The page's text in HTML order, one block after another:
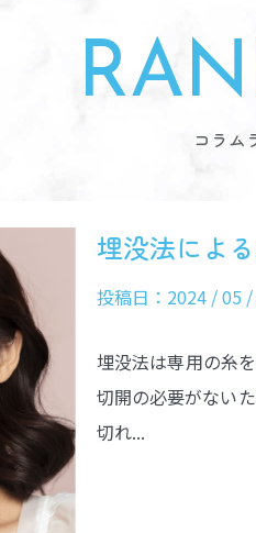
コラム
埋没法によ
投稿日：2024 / 05
埋没法は専用の糸
切開の必要がない
切れ...